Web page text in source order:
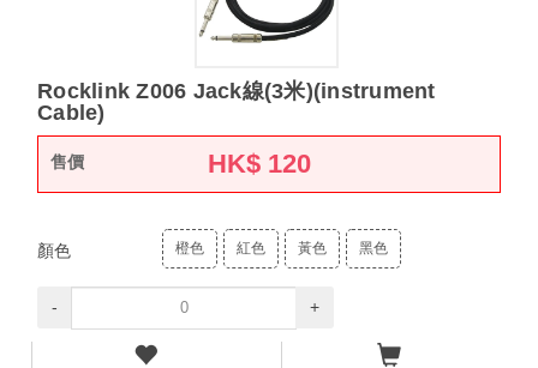
Rocklink Z006 Jack線(3米)(instrument
Cable)
售價 HK$ 120
顏色 橙色 紅色 黃色 黑色
- +